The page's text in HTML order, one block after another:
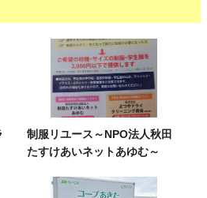
制服リユース～NPO法人秋田
たすけあいネットあゆむ～